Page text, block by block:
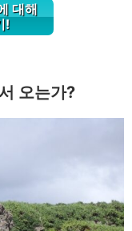
대해
!
오는가?